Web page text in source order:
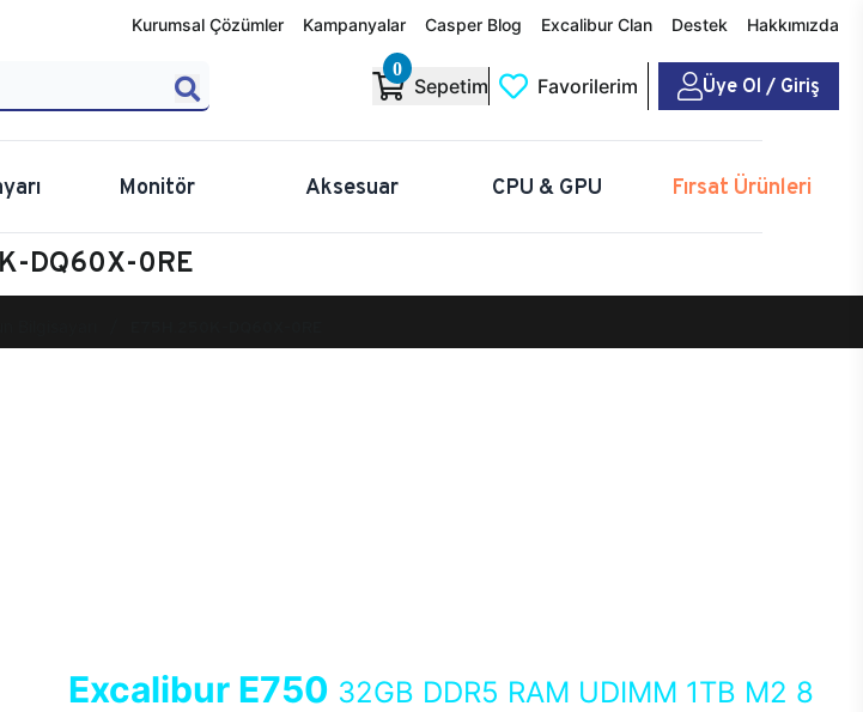
Kurumsal Çözümler Kampanyalar Casper Blog Excalibur Clan Destek Hakkımızda
0
Sepetim Favorilerim Üye Ol / Giriş
Monitör Aksesuar CPU & GPU Fırsat Ürünleri
DQ60X-0RE
Excalibur E750 32GB DDR5 RAM UDIMM 1TB M2 8